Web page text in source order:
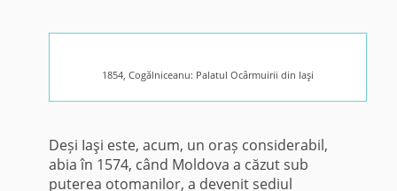
1854, Cogălniceanu: Palatul Ocârmuirii din Iaşi
Deși Iaşi este, acum, un oraș considerabil,
abia în 1574, când Moldova a căzut sub
puterea otomanilor, a devenit sediul